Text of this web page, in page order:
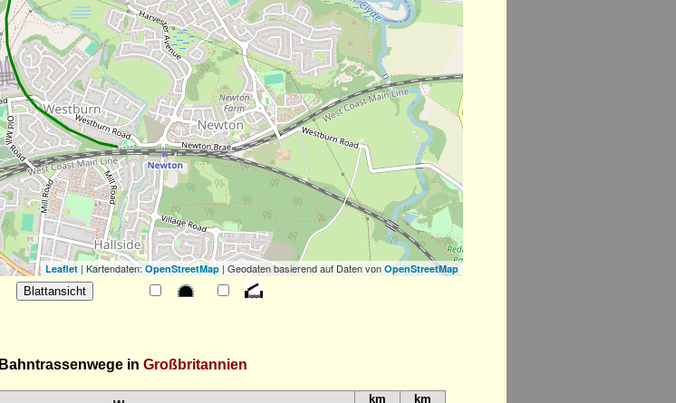
Leaflet| Kartendaten:OpenStreetMap| Geodaten basierend auf Daten von OpenStreetMap
Bahntrassenwege in Großbritannien
km
km